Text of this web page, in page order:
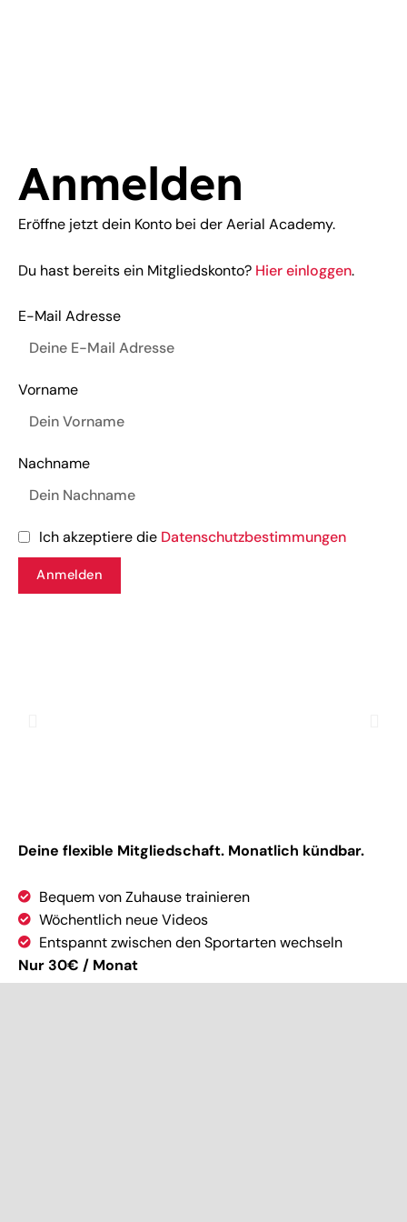
Anmelden
Eröffne jetzt dein Konto bei der Aerial Academy.
Du hast bereits ein Mitgliedskonto? Hier einloggen.
E-Mail Adresse
Vorname
Nachname
Ich akzeptiere die Datenschutzbestimmungen
Anmelden
Deine flexible Mitgliedschaft. Monatlich kündbar.
Bequem von Zuhause trainieren
Wöchentlich neue Videos
Entspannt zwischen den Sportarten wechseln
Nur 30€ / Monat